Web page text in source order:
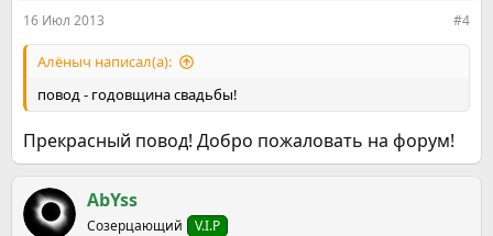
16 Июл 2013 #4
Алёныч написал(а):
повод - годовщина свадьбы!
Прекрасный повод! Добро пожаловать на форум!
AbYss
Созерцающий V.I.P